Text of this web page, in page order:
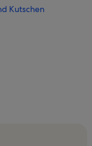
Kutschen